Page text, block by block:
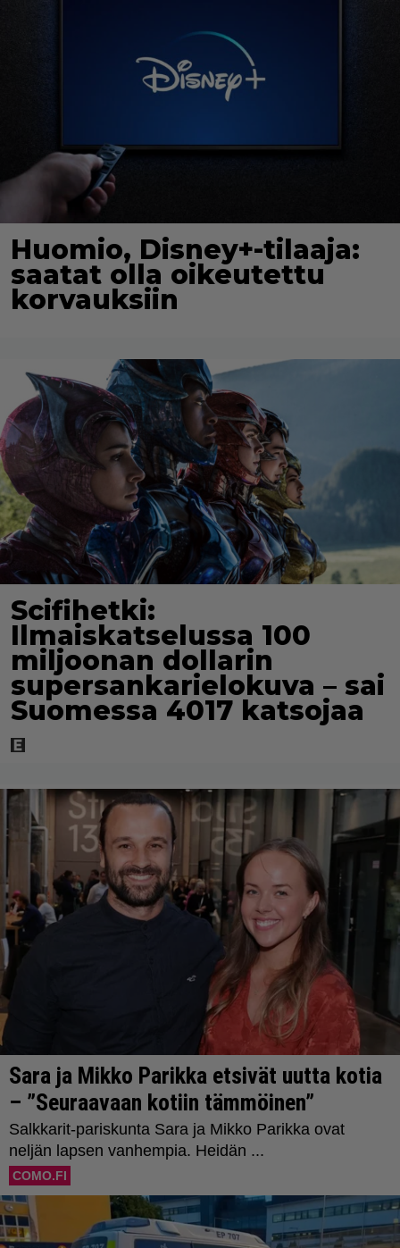
Huomio, Disney+-tilaaja:
saatat olla oikeutettu
korvauksiin
Scifihetki:
Ilmaiskatselussa 100
miljoonan dollarin
supersankarielokuva – sai
Suomessa 4017 katsojaa